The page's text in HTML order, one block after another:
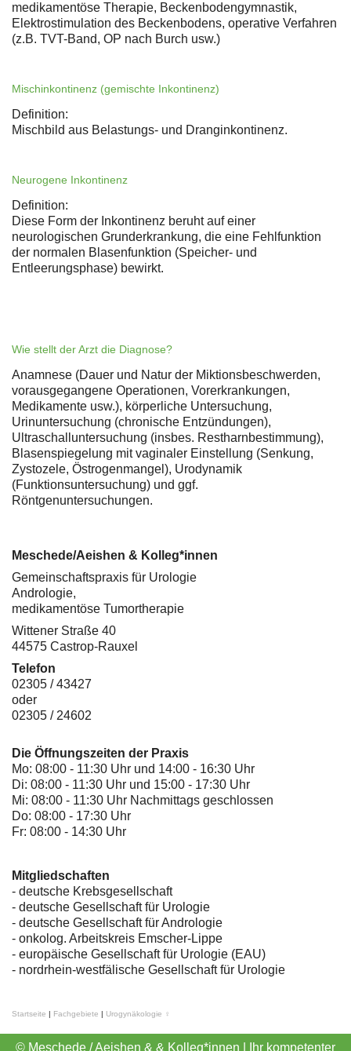
medikamentöse Therapie, Beckenbodengymnastik,
Elektrostimulation des Beckenbodens, operative Verfahren
(z.B. TVT-Band, OP nach Burch usw.)
Mischinkontinenz (gemischte Inkontinenz)
Definition:
Mischbild aus Belastungs- und Dranginkontinenz.
Neurogene Inkontinenz
Definition:
Diese Form der Inkontinenz beruht auf einer
neurologischen Grunderkrankung, die eine Fehlfunktion
der normalen Blasenfunktion (Speicher- und
Entleerungsphase) bewirkt.
Wie stellt der Arzt die Diagnose?
Anamnese (Dauer und Natur der Miktionsbeschwerden,
vorausgegangene Operationen, Vorerkrankungen,
Medikamente usw.), körperliche Untersuchung,
Urinuntersuchung (chronische Entzündungen),
Ultraschalluntersuchung (insbes. Restharnbestimmung),
Blasenspiegelung mit vaginaler Einstellung (Senkung,
Zystozele, Östrogenmangel), Urodynamik
(Funktionsuntersuchung) und ggf.
Röntgenuntersuchungen.
Meschede/Aeishen & Kolleg*innen
Gemeinschaftspraxis für Urologie
Andrologie,
medikamentöse Tumortherapie
Wittener Straße 40
44575 Castrop-Rauxel
Telefon
02305 / 43427
oder
02305 / 24602
Die Öffnungszeiten der Praxis
Mo: 08:00 - 11:30 Uhr und 14:00 - 16:30 Uhr
Di: 08:00 - 11:30 Uhr und 15:00 - 17:30 Uhr
Mi: 08:00 - 11:30 Uhr Nachmittags geschlossen
Do: 08:00 - 17:30 Uhr
Fr: 08:00 - 14:30 Uhr
Mitgliedschaften
- deutsche Krebsgesellschaft
- deutsche Gesellschaft für Urologie
- deutsche Gesellschaft für Andrologie
- onkolog. Arbeitskreis Emscher-Lippe
- europäische Gesellschaft für Urologie (EAU)
- nordrhein-westfälische Gesellschaft für Urologie
Startseite | Fachgebiete | Urogynäkologie ♀
© Meschede / Aeishen & & Kolleg*innen | Ihr kompetenter